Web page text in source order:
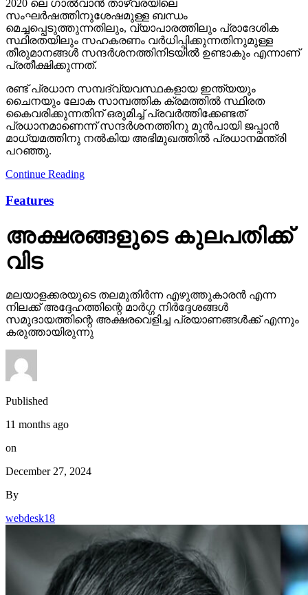
2020 ലെ ഗാൽവാൻ താഴ്‌വരയിലെ
സംഘർഷത്തിനുശേഷമുള്ള ബന്ധം
മെച്ചപ്പെടുത്തുന്നതിലും, വ്യാപാരത്തിലും പ്രാദേശിക
സ്ഥിരതയിലും സഹകരണം വർധിപ്പിക്കുന്നതിനുമുള്ള
തീരുമാനങ്ങൾ സന്ദർശനത്തിനിടയിൽ ഉണ്ടാകും എന്നാണ്
പ്രതീക്ഷിക്കുന്നത്.
രണ്ട് പ്രധാന സമ്പദ്‌വ്യവസ്ഥകളായ ഇന്ത്യയും
ചൈനയും ലോക സാമ്പത്തിക ക്രമത്തിൽ സ്ഥിരത
കൈവരിക്കുന്നതിന് ഒരുമിച്ച് പ്രവർത്തിക്കേണ്ടത്
പ്രധാനമാണെന്ന് സന്ദർശനത്തിനു മുൻപായി ജപ്പാൻ
മാധ്യമത്തിനു നൽകിയ അഭിമുഖത്തിൽ പ്രധാനമന്ത്രി
പറഞ്ഞു.
Continue Reading
Features
അക്ഷരങ്ങളുടെ കുലപതിക്ക്
വിട
മലയാളക്കരയുടെ തലമുതിര്‍ന്ന എഴുത്തുകാരന്‍ എന്ന
നിലക്ക് അദ്ദേഹത്തിന്റെ മാര്‍ഗ്ഗ നിര്‍ദ്ദേശങ്ങള്‍
സമുദായത്തിന്റെ അക്ഷരവെളിച്ച പ്രയാണങ്ങള്‍ക്ക് എന്നും
കരുത്തായിരുന്നു
Published
11 months ago
on
December 27, 2024
By
webdesk18